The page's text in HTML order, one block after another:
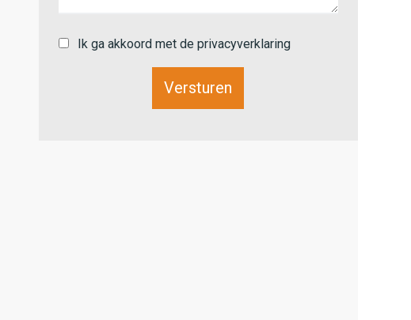
Ik ga akkoord met de privacyverklaring